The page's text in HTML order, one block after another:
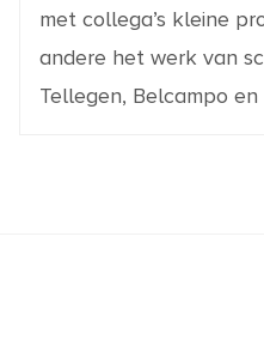
met collega’s kleine
andere het werk van
Tellegen, Belcampo